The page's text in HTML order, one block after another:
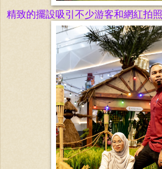
精致的擺設吸引不少游客和網紅拍照